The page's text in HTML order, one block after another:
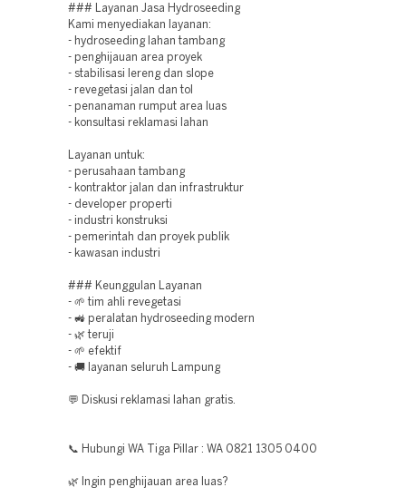
### Layanan Jasa Hydroseeding
Kami menyediakan layanan:
- hydroseeding lahan tambang
- penghijauan area proyek
- stabilisasi lereng dan slope
- revegetasi jalan dan tol
- penanaman rumput area luas
- konsultasi reklamasi lahan
Layanan untuk:
- perusahaan tambang
- kontraktor jalan dan infrastruktur
- developer properti
- industri konstruksi
- pemerintah dan proyek publik
- kawasan industri
### Keunggulan Layanan
- 🌱 tim ahli revegetasi
- 🚜 peralatan hydroseeding modern
- 🌿 teruji
- 🌱 efektif
- 🚚 layanan seluruh Lampung
💬 Diskusi reklamasi lahan gratis.
📞 Hubungi WA Tiga Pillar : WA 0821 1305 0400
🌿 Ingin penghijauan area luas?